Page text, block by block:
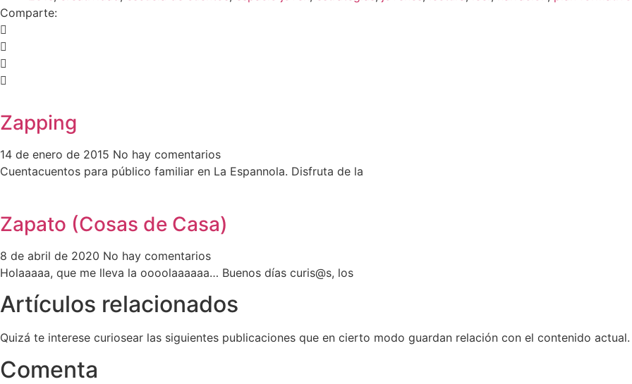
Comparte:
Zapping
14 de enero de 2015 No hay comentarios
Cuentacuentos para público familiar en La Espannola. Disfruta de la
Zapato (Cosas de Casa)
8 de abril de 2020 No hay comentarios
Holaaaaa, que me lleva la oooolaaaaaa… Buenos días curis@s, los
Artículos relacionados
Quizá te interese curiosear las siguientes publicaciones que en cierto modo guardan relación con el contenido actual.
Comenta